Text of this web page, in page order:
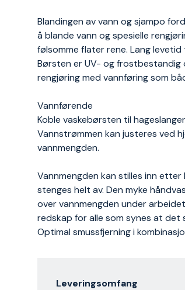
Blandingen av vann og sjampo
å blande vann og spesielle
følsomme flater rene. Lang
Børsten er UV- og frostbestandig
rengjøring med vannføring som
Vannførende
Koble vaskebørsten til
Vannstrømmen kan justeres ved
vannmengden.
Vannmengden kan stilles inn
stenges helt av. Den myke
over vannmengden under
redskap for alle som synes at
Optimal smussfjerning i
Leveringsomfang